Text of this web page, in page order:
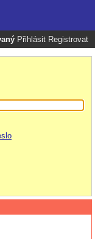
Přihlásit Registrovat